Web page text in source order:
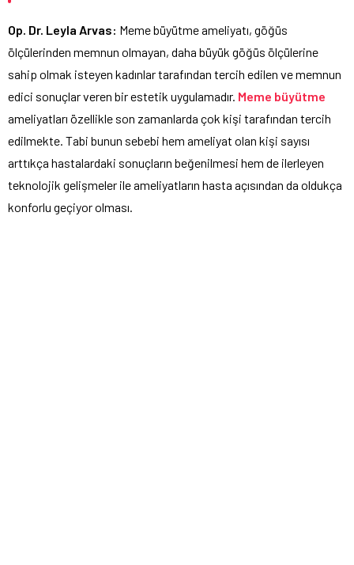
Op. Dr. Leyla Arvas: Meme büyütme ameliyatı, göğüs
ölçülerinden memnun olmayan, daha büyük göğüs ölçülerine
sahip olmak isteyen kadınlar tarafından tercih edilen ve memnun
edici sonuçlar veren bir estetik uygulamadır. Meme büyütme
ameliyatları özellikle son zamanlarda çok kişi tarafından tercih
edilmekte. Tabi bunun sebebi hem ameliyat olan kişi sayısı
arttıkça hastalardaki sonuçların beğenilmesi hem de ilerleyen
teknolojik gelişmeler ile ameliyatların hasta açısından da oldukça
konforlu geçiyor olması.